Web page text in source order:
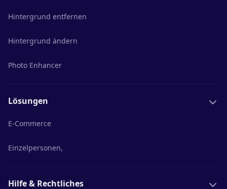
Hintergrund entfernen
Hintergrund ändern
Photo Enhancer
Lösungen
E-Commerce
Einzelpersonen,
Hilfe & Rechtliches